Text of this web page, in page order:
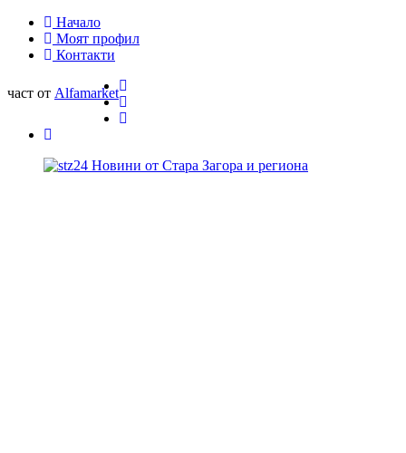
Начало
Моят профил
Контакти
част от Alfamarket